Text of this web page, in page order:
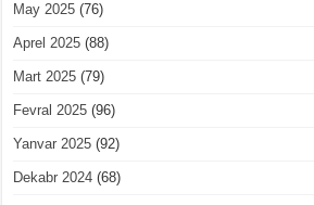
May 2025 (76)
Aprel 2025 (88)
Mart 2025 (79)
Fevral 2025 (96)
Yanvar 2025 (92)
Dekabr 2024 (68)